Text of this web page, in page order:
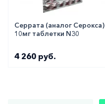
Серрата (аналог Серокса)
10мг таблетки N30
4 260 руб.